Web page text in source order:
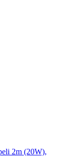
2m (20W),